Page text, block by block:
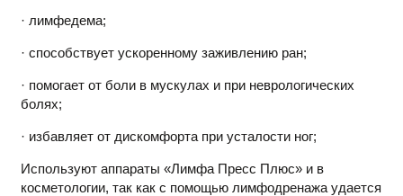
· лимфедема;
· способствует ускоренному заживлению ран;
· помогает от боли в мускулах и при неврологических
болях;
· избавляет от дискомфорта при усталости ног;
Используют аппараты «Лимфа Пресс Плюс» и в
косметологии, так как с помощью лимфодренажа удается